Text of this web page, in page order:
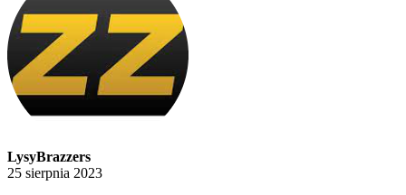
LysyBrazzers
25 sierpnia 2023